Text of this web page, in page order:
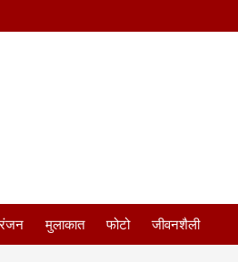
मुलाकात फोटो जीवनशैली